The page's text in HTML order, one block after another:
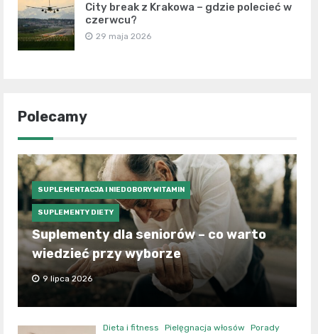
City break z Krakowa – gdzie polecieć w
czerwcu?
29 maja 2026
Polecamy
SUPLEMENTACJA I NIEDOBORY WITAMIN
SUPLEMENTY DIETY
Suplementy dla seniorów – co warto
wiedzieć przy wyborze
9 lipca 2026
Dieta i fitness Pielęgnacja włosów
Porady